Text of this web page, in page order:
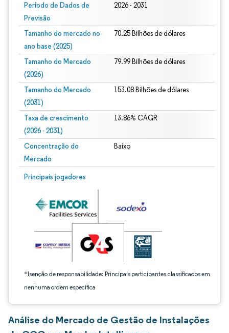
Período de Dados de
Previsão
2026 - 2031
Tamanho do mercado no
ano base (2025)
70.25 Bilhões de dólares
Tamanho do Mercado
(2026)
79.99 Bilhões de dólares
Tamanho do Mercado
(2031)
153.08 Bilhões de dólares
Taxa de crescimento
(2026 - 2031)
13.86% CAGR
Concentração do
Mercado
Baixo
Principais jogadores
*Isenção de responsabilidade: Principais participantes classificados em
nenhuma ordem específica
Imagem © Mordor Intelligence. O reuso requer atribuição conforme CC BY 4.0.
Análise do Mercado de Gestão de Instalações